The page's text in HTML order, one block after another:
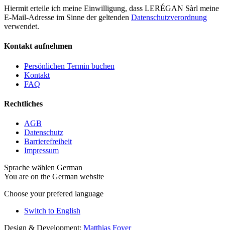
Hiermit erteile ich meine Einwilligung, dass LERÉGAN Sàrl meine
E-Mail-Adresse im Sinne der geltenden Datenschutzverordnung
verwendet.
Kontakt aufnehmen
Persönlichen Termin buchen
Kontakt
FAQ
Rechtliches
AGB
Datenschutz
Barrierefreiheit
Impressum
Sprache wählen German
You are on the German website
Choose your prefered language
Switch to English
Design & Development: Matthias Foyer